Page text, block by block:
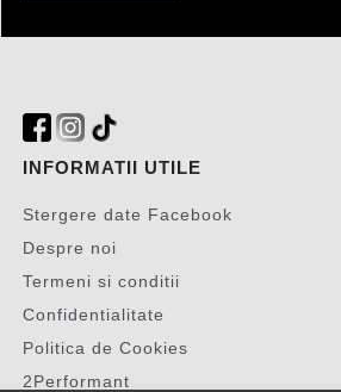
INFORMATII UTILE
Stergere date Facebook
Despre noi
Termeni si conditii
Confidentialitate
Politica de Cookies
2Performant